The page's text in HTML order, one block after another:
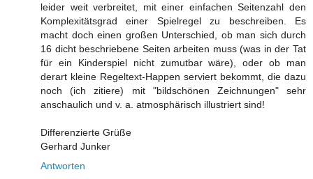
leider weit verbreitet, mit einer einfachen Seitenzahl den
Komplexitätsgrad einer Spielregel zu beschreiben. Es
macht doch einen großen Unterschied, ob man sich durch
16 dicht beschriebene Seiten arbeiten muss (was in der Tat
für ein Kinderspiel nicht zumutbar wäre), oder ob man
derart kleine Regeltext-Happen serviert bekommt, die dazu
noch (ich zitiere) mit "bildschönen Zeichnungen" sehr
anschaulich und v. a. atmosphärisch illustriert sind!
Differenzierte Grüße
Gerhard Junker
Antworten